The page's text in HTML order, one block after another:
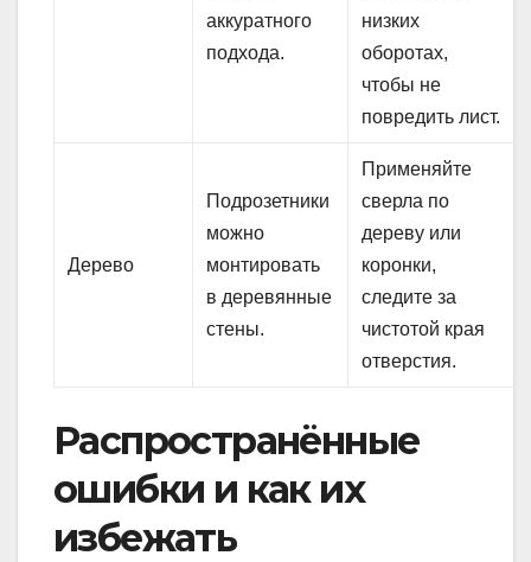
аккуратного
подхода.
низких
оборотах,
чтобы не
повредить лист.
Дерево
Подрозетники
можно
монтировать
в деревянные
стены.
Применяйте
сверла по
дереву или
коронки,
следите за
чистотой края
отверстия.
Распространённые
ошибки и как их
избежать